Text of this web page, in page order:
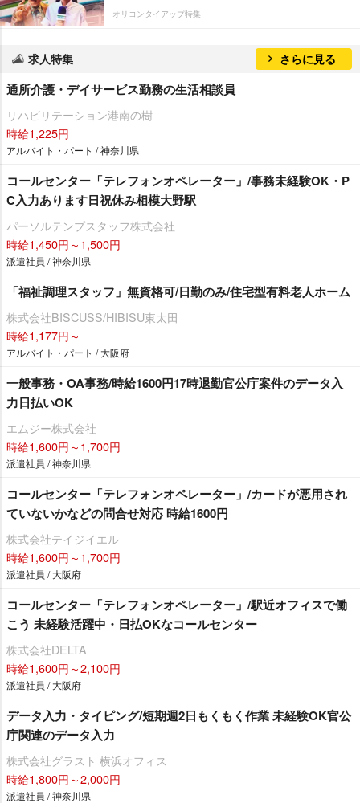
オリコンタイアップ特集
求人特集 さらに見る
通所介護・デイサービス勤務の生活相談員
リハビリテーション港南の樹
時給1,225円
アルバイト・パート / 神奈川県
コールセンター「テレフォンオペレーター」/事務未経験OK・P
C入力あります日祝休み相模大野駅
パーソルテンプスタッフ株式会社
時給1,450円～1,500円
派遣社員 / 神奈川県
「福祉調理スタッフ」無資格可/日勤のみ/住宅型有料老人ホーム
株式会社BISCUSS/HIBISU東太田
時給1,177円～
アルバイト・パート / 大阪府
一般事務・OA事務/時給1600円17時退勤官公庁案件のデータ入
力日払いOK
エムジー株式会社
時給1,600円～1,700円
派遣社員 / 神奈川県
コールセンター「テレフォンオペレーター」/カードが悪用され
ていないかなどの問合せ対応 時給1600円
株式会社テイジイエル
時給1,600円～1,700円
派遣社員 / 大阪府
コールセンター「テレフォンオペレーター」/駅近オフィスで働
こう 未経験活躍中・日払OKなコールセンター
株式会社DELTA
時給1,600円～2,100円
派遣社員 / 大阪府
データ入力・タイピング/短期週2日もくもく作業 未経験OK官公
庁関連のデータ入力
株式会社グラスト 横浜オフィス
時給1,800円～2,000円
派遣社員 / 神奈川県